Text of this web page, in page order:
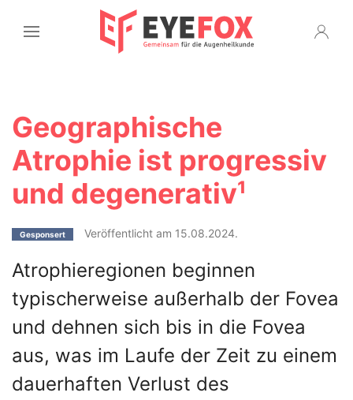
Geographische
Atrophie ist progressiv
und degenerativ¹
Gesponsert Veröffentlicht am 15.08.2024.
Atrophieregionen beginnen
typischerweise außerhalb der Fovea
und dehnen sich bis in die Fovea
aus, was im Laufe der Zeit zu einem
dauerhaften Verlust des